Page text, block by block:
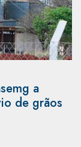
a
de grãos